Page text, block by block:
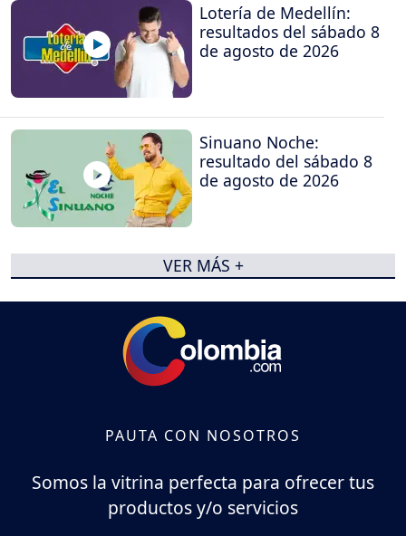
Lotería de Medellín:
resultados del sábado 8
de agosto de 2026
Sinuano Noche:
resultado del sábado 8
de agosto de 2026
VER MÁS +
PAUTA CON NOSOTROS
Somos la vitrina perfecta para ofrecer tus
productos y/o servicios